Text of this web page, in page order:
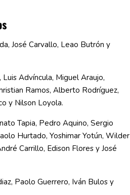
José Carvallo, Leao Butrón y
Advíncula, Miguel Araujo,
Ramos, Alberto Rodríguez,
y Nilson Loyola.
Tapia, Pedro Aquino, Sergio
Hurtado, Yoshimar Yotún, Wilder
Carrillo, Edison Flores y José
Paolo Guerrero, Iván Bulos y